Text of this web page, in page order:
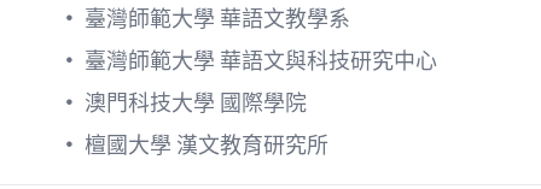
• 臺灣師範大學 華語文教學系
• 臺灣師範大學 華語文與科技研究中心
• 澳門科技大學 國際學院
• 檀國大學 漢文教育研究所